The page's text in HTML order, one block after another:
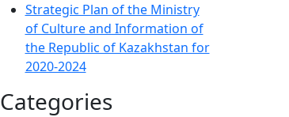
Strategic Plan of the Ministry
of Culture and Information of
the Republic of Kazakhstan for
2020-2024
Categories